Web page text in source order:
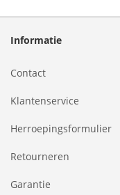
Informatie
Contact
Klantenservice
Herroepingsformulier
Retourneren
Garantie